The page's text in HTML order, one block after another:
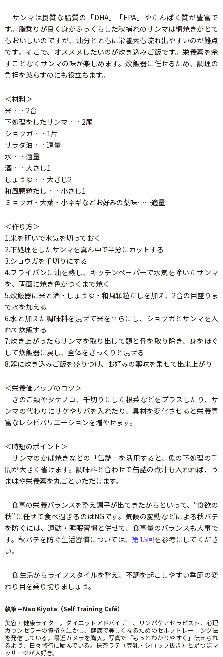
サンマは良質な脂質の「DHA」「EPA」やたんぱく質が豊富で
す。脂乗りが良く身がふっくらした秋捕れのサンマは網焼きがとて
もおいしいのですが、油分とともに栄養素も流れ出やすいのが難点
です。そこで、オススメしたいのが炊き込みご飯です。栄養素を余
すことなくサンマの味が楽しめます。炊飯器に任せるため、調理の
負担を減らすのにも役立ちます。
＜材料＞
米……2合
下処理をしたサンマ……2尾
ショウガ……1片
サラダ油……適量
水……適量
酒……大さじ1
しょうゆ……大さじ2
和風顆粒だし……小さじ1
ミョウガ・大葉・小ネギなどお好みの薬味……適量
＜作り方＞
1.米を研いで水気を切っておく
2.下処理をしたサンマを真ん中で半分にカットする
3.ショウガを千切りにする
4.フライパンに油を熱し、キッチンペーパーで水気を除いたサンマ
を、両面に焼き色がつくまで焼く
5.炊飯器に米と酒・しょうゆ・和風顆粒だしを加え、2合の目盛りま
で水を加える
6.水と加えた調味料を混ぜて米を平らにし、ショウガとサンマを入
れて炊飯する
7.炊き上がったらサンマを取り出して頭と骨を取り除き、身をほぐ
して炊飯器に戻し、全体をさっくりと混ぜる
8.器に炊き込みご飯を盛りつけ、お好みの薬味を乗せて出来上がり
＜栄養価アップのコツ＞
きのこ類やタケノコ、千切りにした根菜などをプラスしたり、サ
ンマの代わりにサケやサバを入れたり、具材を変化させると栄養豊
富なレシピバリエーションを増やせます。
＜時短のポイント＞
サンマのかば焼きなどの「缶詰」を活用すると、魚の下処理の手
間が大きく省けます。調味料と合わせて缶詰の煮汁も入れれば、う
ま味や栄養素を丸ごといただけます。
食事の栄養バランスを整え調子が出てきたからといって、“食欲の
秋”に任せて食べ過ぎるのはNGです。気候の変動などによる秋バテ
を防ぐには、運動・睡眠習慣と併せて、食事量のバランスも大事で
す。秋バテを防ぐ生活習慣については、第15回を参考にしてくださ
い。
食生活からライフスタイルを整え、不調を起こしやすい季節の変
わり目を乗り切りましょう。
執筆＝Nao Kiyota（Self Training Café）
美容・健康ライター。ダイエットアドバイザー、リンパケアセラピスト、心理
カウンセラーの資格を生かし、健康で美しくなるためのセルフトレーニング法
を発信している。最近カメラを購入。写真で「もっとわかりやすく」伝えられ
るよう、日々修行に励んでいる。抹茶ラテ（豆乳・シロップ抜き）と足つぼマ
ッサージが大好き。